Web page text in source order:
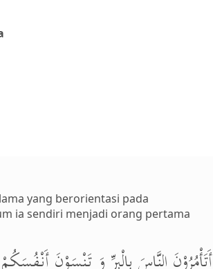
yang berorientasi pada
ia sendiri menjadi orang pertama
أَتَأْمُرُوْنَ النَّاسَ بِالْبِرِّ وَ تَنْسَوْنَ أَنْفُسَكُمْ